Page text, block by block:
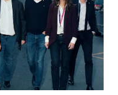
LinkedIn